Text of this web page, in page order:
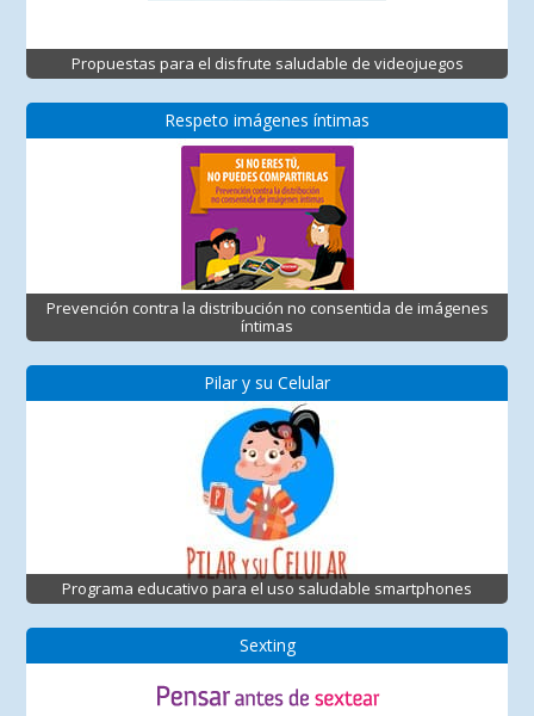
Propuestas para el disfrute saludable de videojuegos
Respeto imágenes íntimas
Prevención contra la distribución no consentida de imágenes
íntimas
Pilar y su Celular
Programa educativo para el uso saludable smartphones
Sexting